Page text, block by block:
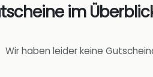
im
Wir haben leider keine